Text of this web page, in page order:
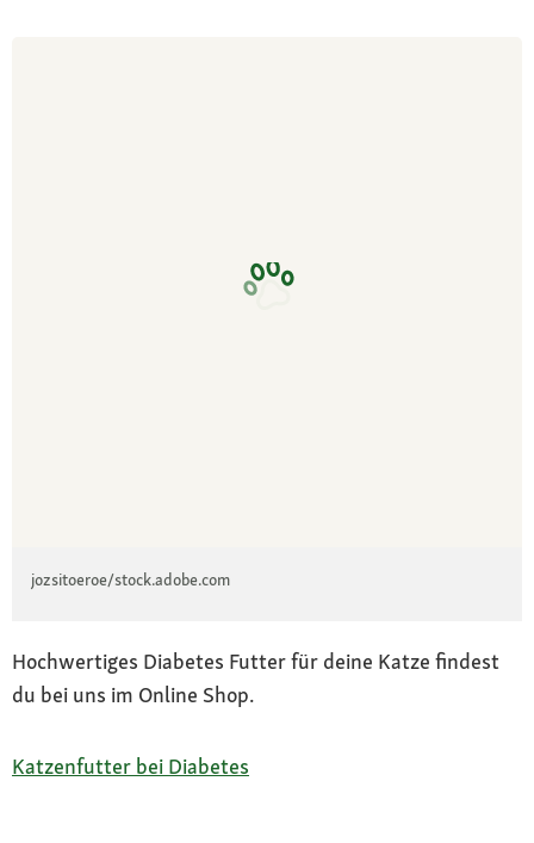
jozsitoeroe/stock.adobe.com
Hochwertiges Diabetes Futter für deine Katze findest
du bei uns im Online Shop.
Katzenfutter bei Diabetes